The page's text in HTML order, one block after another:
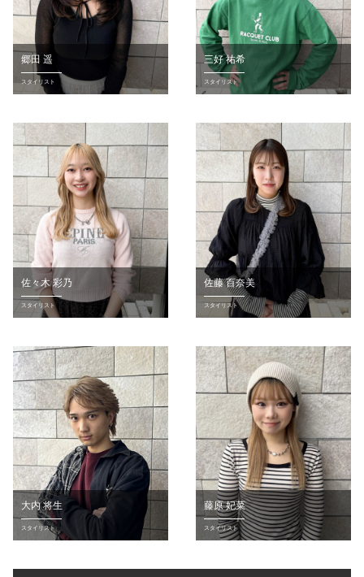
郷田 遥
スタイリスト
三好 祐希
スタイリスト
佐々木 彩乃
スタイリスト
佐藤 百奈美
スタイリスト
大内 将生
スタイリスト
藤原 妃菜
スタイリスト